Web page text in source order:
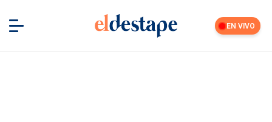
EN VIVO